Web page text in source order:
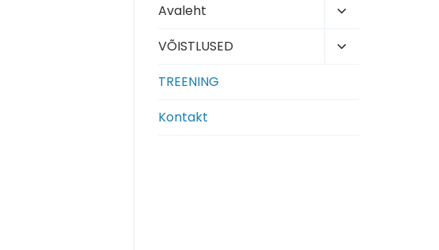
Avaleht
Toggle
menu
VÕISTLUSED
Toggle
TREENING
Kontakt